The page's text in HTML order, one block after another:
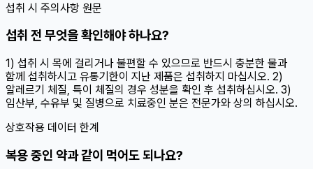
섭취 시 주의사항 원문
섭취 전 무엇을 확인해야 하나요?
1) 섭취 시 목에 걸리거나 불편할 수 있으므로 반드시 충분한 물과
함께 섭취하시고 유통기한이 지난 제품은 섭취하지 마십시오. 2)
알레르기 체질, 특이 체질의 경우 성분을 확인 후 섭취하십시오. 3)
임산부, 수유부 및 질병으로 치료중인 분은 전문가와 상의 하십시오.
상호작용 데이터 한계
복용 중인 약과 같이 먹어도 되나요?